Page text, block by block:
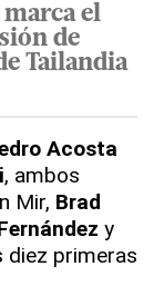
el
de
Tailandia
Acosta
, ambos
Mir, Brad
y
diez primeras